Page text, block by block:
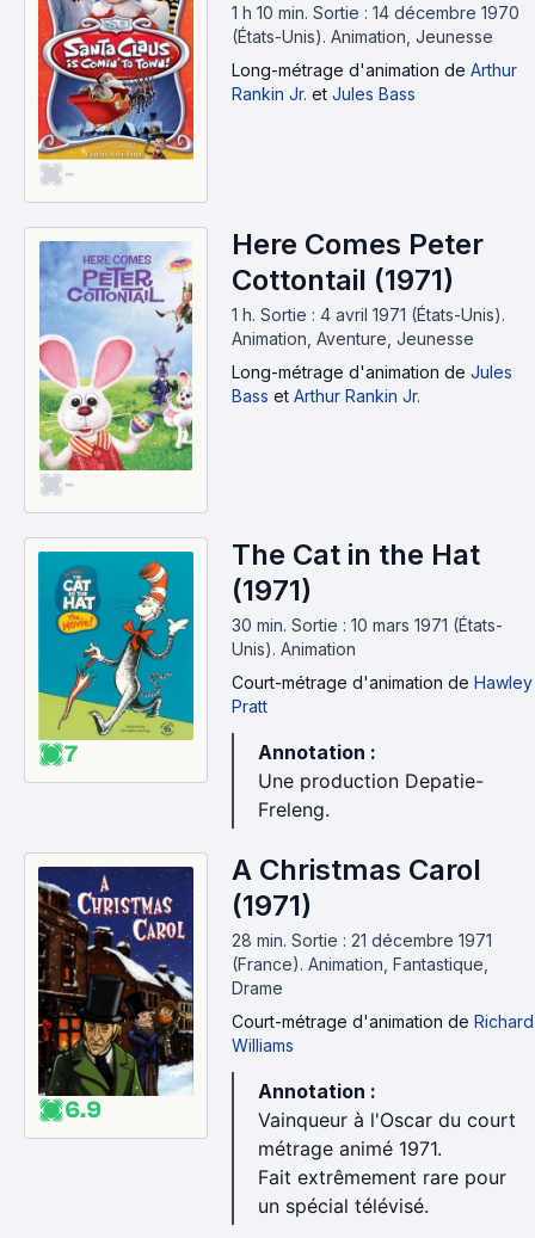
-
1 h 10 min. Sortie : 14 décembre 1970
(États-Unis). Animation, Jeunesse
Long-métrage d'animation de Arthur
Rankin Jr. et Jules Bass
-
Here Comes Peter
Cottontail (1971)
1 h. Sortie : 4 avril 1971 (États-Unis).
Animation, Aventure, Jeunesse
Long-métrage d'animation de Jules
Bass et Arthur Rankin Jr.
7
The Cat in the Hat
(1971)
30 min. Sortie : 10 mars 1971 (États-
Unis). Animation
Court-métrage d'animation de Hawley
Pratt
Annotation :
Une production Depatie-
Freleng.
6.9
A Christmas Carol
(1971)
28 min. Sortie : 21 décembre 1971
(France). Animation, Fantastique,
Drame
Court-métrage d'animation de Richard
Williams
Annotation :
Vainqueur à l'Oscar du court
métrage animé 1971.
Fait extrêmement rare pour
un spécial télévisé.